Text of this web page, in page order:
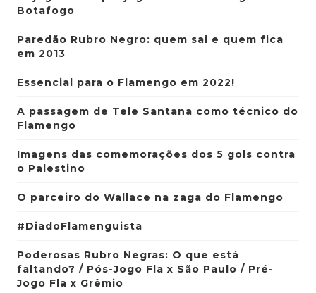
Botafogo
Paredão Rubro Negro: quem sai e quem fica
em 2013
Essencial para o Flamengo em 2022!
A passagem de Tele Santana como técnico do
Flamengo
Imagens das comemorações dos 5 gols contra
o Palestino
O parceiro do Wallace na zaga do Flamengo
#DiadoFlamenguista
Poderosas Rubro Negras: O que está
faltando? / Pós-Jogo Fla x São Paulo / Pré-
Jogo Fla x Grêmio